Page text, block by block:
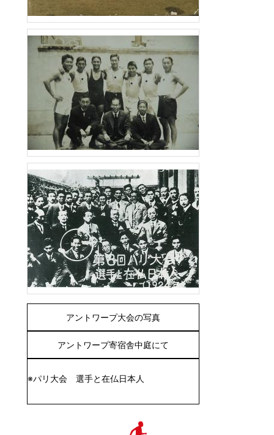
アントワープ大会の写真
アントワープ寄宿舎中庭にて
※パリ大会 選手と在仏日本人